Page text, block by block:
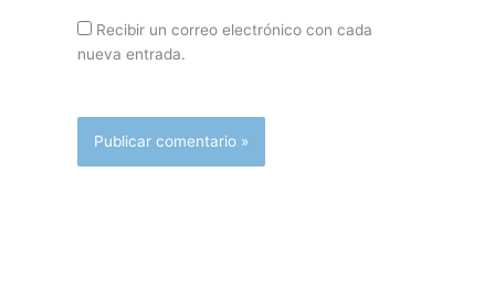
Recibir un correo electrónico con cada
nueva entrada.